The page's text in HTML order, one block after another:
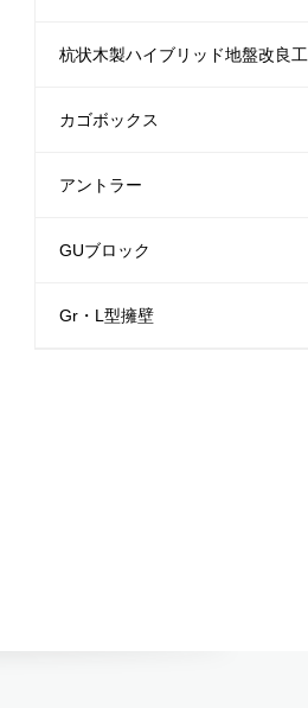
杭状木製ハイブリッド地盤改良工
カゴボックス
アントラー
GUブロック
Gr・L型擁壁